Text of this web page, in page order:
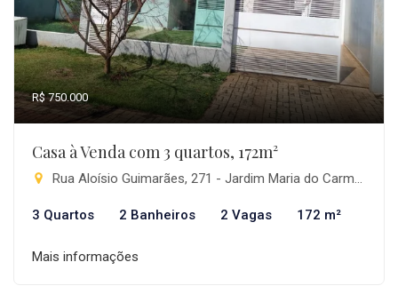
R$ 750.000
Casa à Venda com 3 quartos, 172m²
Rua Aloísio Guimarães, 271 - Jardim Maria do Carmo, Pitanga-PR
3 Quartos 2 Banheiros 2 Vagas 172 m²
Mais informações